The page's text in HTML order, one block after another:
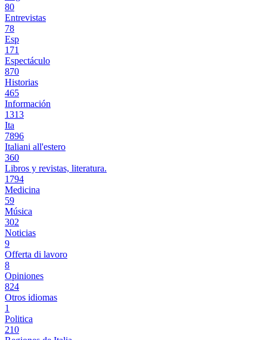
80
Entrevistas
78
Esp
171
Espectáculo
870
Historias
465
Información
1313
Ita
7896
Italiani all'estero
360
Libros y revistas, literatura.
1794
Medicina
59
Música
302
Noticias
9
Offerta di lavoro
8
Opiniones
824
Otros idiomas
1
Politica
210